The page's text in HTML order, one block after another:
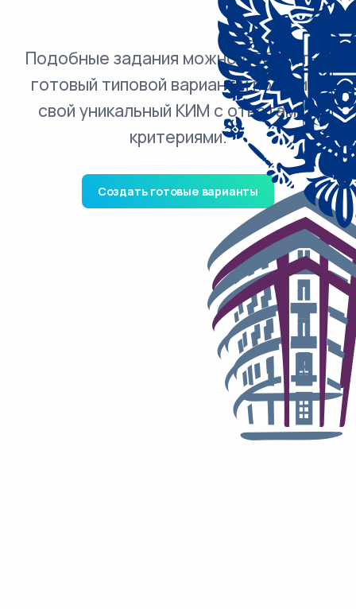
Подобные задания можно добавить в
готовый типовой вариант и получить
свой уникальный КИМ с ответами и
критериями.
Создать готовые варианты